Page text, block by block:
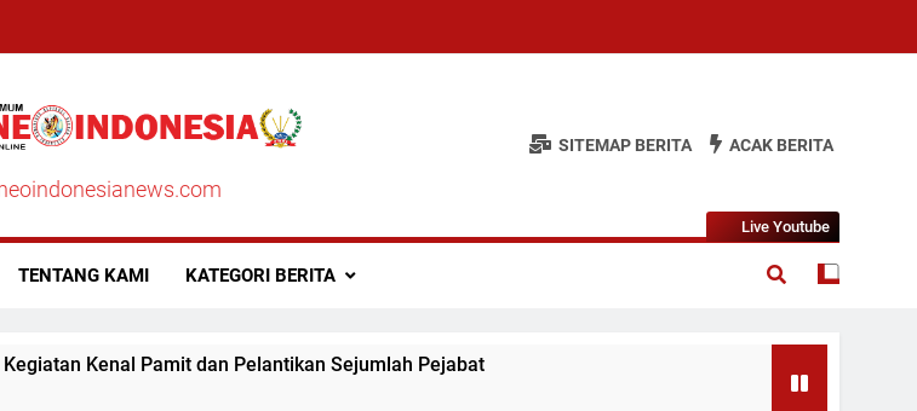
SITEMAP BERITA ACAK BERITA
TENTANG KAMI KATEGORI BERITA
Live Youtube
Kenal Pamit dan Pelantikan Sejumlah Pejabat